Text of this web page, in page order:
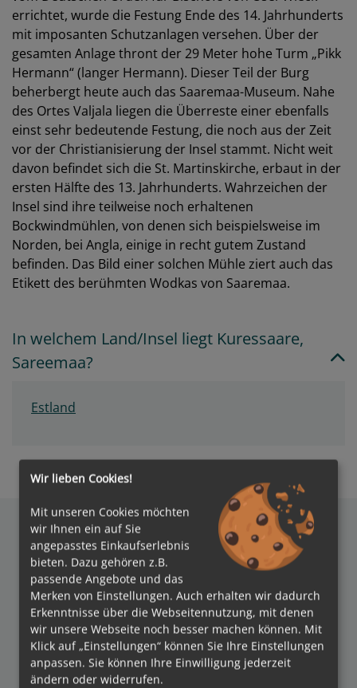
errichtet, wurde die Festung Ende des 14. Jahrhunderts
mit imposanten Schutzanlagen versehen. Über der
gesamten Anlage thront der 29 Meter hohe Turm „Pikk
Hermann“ (langer Hermann). Dieser Teil der Burg
beherbergt heute auch das Saaremaa-Museum. Nahe
des Ortes Valjala liegen die Überreste einer ebenfalls
einst sehr bedeutende Festung, die noch aus der Zeit
vor der Christianisierung der Insel stammt. Nicht weit
davon befindet sich die St. Martinskirche, erbaut in der
ersten Hälfte des 13. Jahrhunderts. Wahrzeichen der
Insel sind ihre teilweise noch erhaltenen
Bockwindmühlen, von denen sich beispielsweise im
Norden, bei Angla, einige in recht gutem Zustand
befinden. Das Bild einer solchen Mühle ziert auch das
Etikett des berühmten Wodkas von Saaremaa.
In welchem Land/Insel liegt Kuressaare,
Sareemaa?
Estland
Auszeichnungen
Wir lieben Cookies!
Mit unseren Cookies möchten
wir Ihnen ein auf Sie
angepasstes Einkaufserlebnis
bieten. Dazu gehören z.B.
passende Angebote und das
Merken von Einstellungen. Auch erhalten wir dadurch
Erkenntnisse über die Webseitennutzung, mit denen
wir unsere Webseite noch besser machen können. Mit
Klick auf „Einstellungen“ können Sie Ihre Einstellungen
anpassen. Sie können Ihre Einwilligung jederzeit
ändern oder widerrufen.